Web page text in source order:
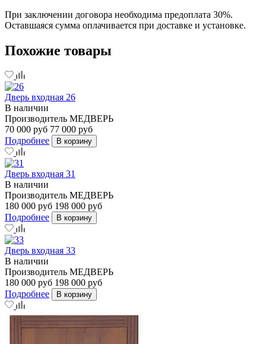
При заключении договора необходима предоплата 30%.
Оставшаяся сумма оплачивается при доставке и установке.
Похожие товары
Дверь входная 26
В наличии
Производитель МЕДВЕРЬ
70 000 руб 77 000 руб
Подробнее
В корзину
Дверь входная 31
В наличии
Производитель МЕДВЕРЬ
180 000 руб 198 000 руб
Подробнее
В корзину
Дверь входная 33
В наличии
Производитель МЕДВЕРЬ
180 000 руб 198 000 руб
Подробнее
В корзину